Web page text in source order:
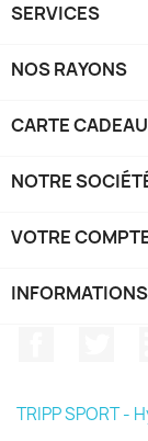
SERVICES
NOS RAYONS
CARTE
NOTRE
VOTRE
INFORMATIONS
TRIPP SPORT -